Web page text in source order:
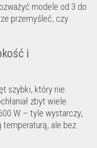
modele od 3 do
przemyśleć, czy
i
szybki, który nie
zbyt wiele
W – tyle wystarczy,
ale bez